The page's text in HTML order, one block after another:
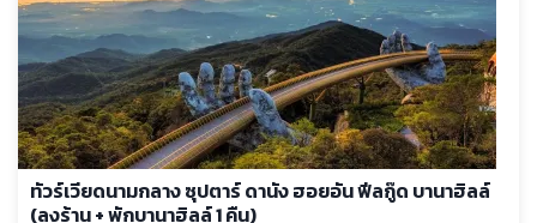
ทัวร์เวียดนามกลาง ซุปตาร์ ดานัง ฮอยอัน ฟีลกู๊ด บานาฮิลล์
(ลงร้าน + พักบานาฮิลล์ 1 คืน)